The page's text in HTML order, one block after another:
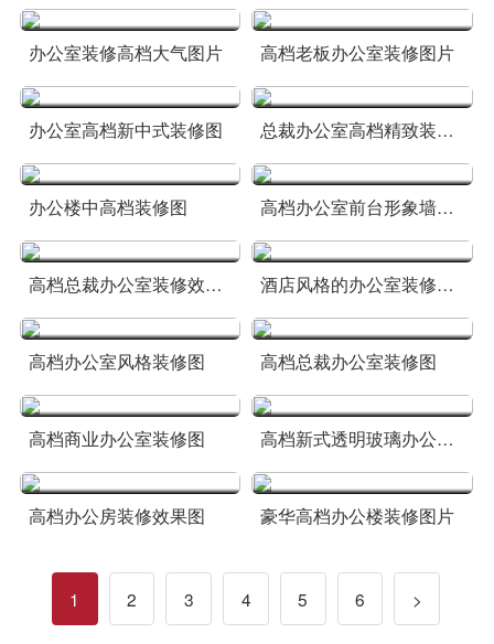
办公室装修高档大气图片 高档老板办公室装修图片
办公室高档新中式装修图 总裁办公室高档精致装修图
办公楼中高档装修图 高档办公室前台形象墙装修图片
高档总裁办公室装修效果图 酒店风格的办公室装修效果图
高档办公室风格装修图 高档总裁办公室装修图
高档商业办公室装修图 高档新式透明玻璃办公室装修图
高档办公房装修效果图 豪华高档办公楼装修图片
1 2 3 4 5 6 >